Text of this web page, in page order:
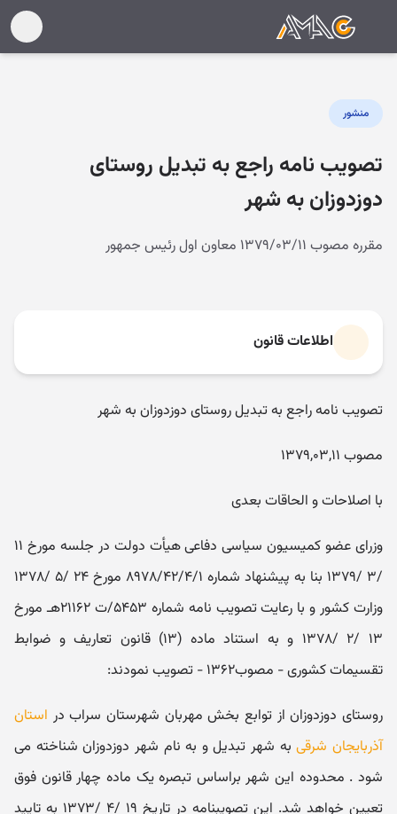
منشور
تصویب نامه راجع به تبدیل روستای
دوزدوزان به شهر
مقرره مصوب ۱۳۷۹/۰۳/۱۱ معاون اول رئیس جمهور
اطلاعات قانون
تصویب نامه راجع به تبدیل روستای دوزدوزان به شهر
مصوب ۱۳۷۹,۰۳,۱۱
با اصلاحات و الحاقات بعدی
وزرای عضو کمیسیون سیاسی دفاعی هیأت دولت در جلسه مورخ ۱۱
/۳ /۱۳۷۹ بنا به پیشنهاد شماره ۸۹۷۸/۴۲/۴/۱ مورخ ۲۴ /۵ /۱۳۷۸
وزارت کشور و با رعایت تصویب نامه شماره ۵۴۵۳/ت ۲۱۱۶۲هـ مورخ
۱۳ /۲ /۱۳۷۸ و به استناد ماده (۱۳) قانون تعاریف و ضوابط
تقسیمات کشوری - مصوب۱۳۶۲ - تصویب نمودند:
روستای دوزدوزان از توابع بخش مهربان شهرستان سراب در استان
آذربایجان شرقیبه شهر تبدیل و به نام شهر دوزدوزان شناخته می
شود . محدوده این شهر براساس تبصره یک ماده چهار قانون فوق
تعیین خواهد شد. این تصویبنامه در تاریخ ۱۹ /۴ /۱۳۷۳ به تایید